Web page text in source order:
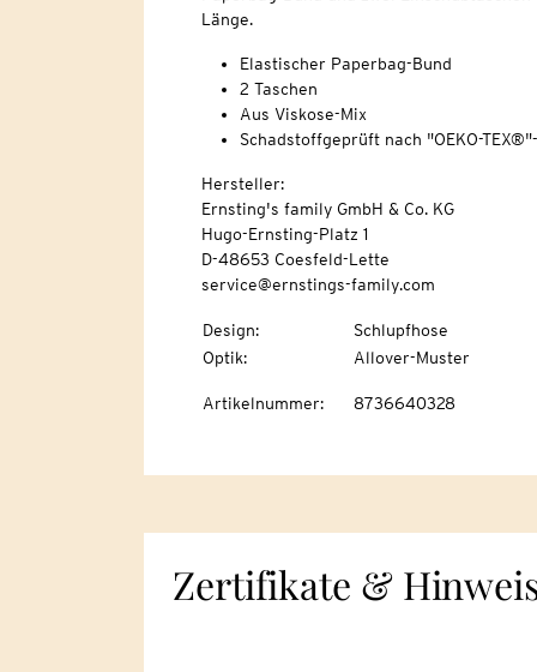
Länge.
Elastischer Paperbag-Bund
2 Taschen
Aus Viskose-Mix
Schadstoffgeprüft nach "OEKO-
Hersteller:
Ernsting's family GmbH & Co. KG
Hugo-Ernsting-Platz 1
D-48653 Coesfeld-Lette
service@ernstings-family.com
Design:
Schlupfhose
Optik: Allover-Muster
Artikelnummer: 8736640328
Zertifikate &